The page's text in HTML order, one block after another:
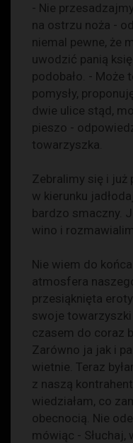
- Nie
na ostrzu noża -
niemal pewne, że
uwodzić panią
podobało. - Może
pomysły,
dwie ulice stąd,
pieszo -
towarzyszka.
Zebralimy się i już
w kierunku
bardzo smaczny.
wino i
Nie wiem do
atmosfera
przesiąknięta
swoje
czasem do coraz
Zarówno ja jak i
wietnie. Teraz
z naszą
wiedziałam, co
obecnocią. Nie
mówiąc -